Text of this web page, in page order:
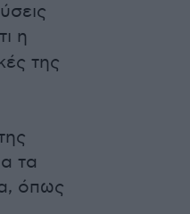
η
της
τα
όπως